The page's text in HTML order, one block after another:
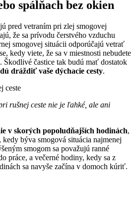
spálňach bez okien
pred vetraním pri zlej smogovej
že sa prívodu čerstvého vzduchu
smogovej situácii odporúčajú vetrať
kedy viete, že sa v miestnosti nebudete
častice tak budú mať dostatok
dráždiť vaše dýchacie cesty.
rušnej ceste nie je ľahké, ale ani
v skorých popoludňajších hodinách,
býva smogová situácia najmenej
smogom sa považujú ranné
práce, a večerné hodiny, kedy sa z
sa navyše začína v domoch kúriť.